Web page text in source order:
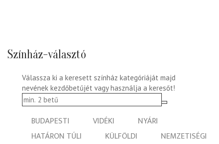
Színház-választó
Válassza ki a keresett színház kategóriáját majd
nevének kezdőbetűjét vagy használja a keresőt!
BUDAPESTI VIDÉKI
NYÁRI
HATÁRON TÚLI
KÜLFÖLDI
NEMZETISÉGI